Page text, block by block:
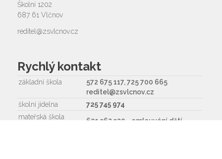
Školní 1202
687 61 Vlčnov
reditel@zsvlcnov.cz
Rychlý kontakt
základní škola
572 675 117, 725 700 665
reditel@zsvlcnov.cz
školní jídelna
725 745 974
mateřská škola
601 362 320 - omlouvání dětí